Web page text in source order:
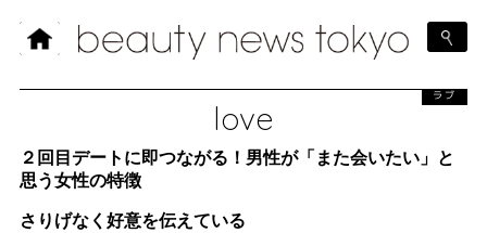
love
ラブ
２回目デートに即つながる！男性が「また会いたい」と
思う女性の特徴
さりげなく好意を伝えている